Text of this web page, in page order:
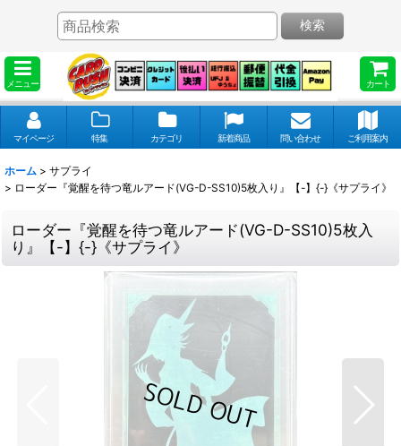
メニュー カート
検索
マイページ 特集 カテゴリ 新着商品 問い合わせ ご利用案内
ホーム > サプライ
> ローダー『覚醒を待つ竜ルアード(VG-D-SS10)5枚入り』【-】{-}《サプライ》
ローダー『覚醒を待つ竜ルアード(VG-D-SS10)5枚入
り』【-】{-}《サプライ》